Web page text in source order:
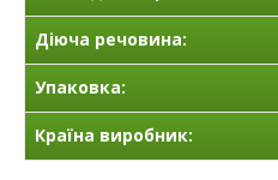
Діюча речовина:
Упаковка:
Країна виробник: